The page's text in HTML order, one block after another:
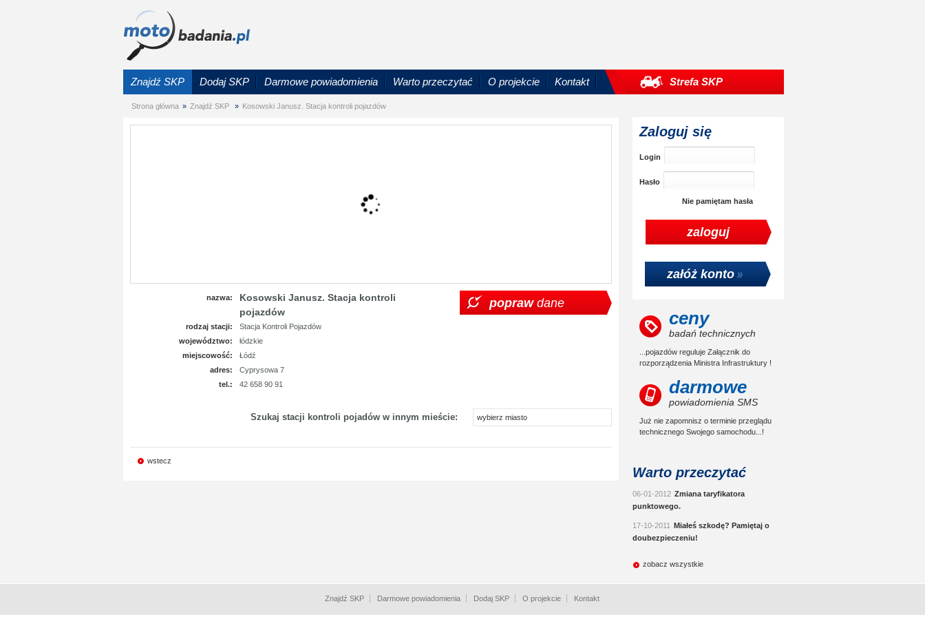
Znajdź SKP Dodaj SKP Darmowe powiadomienia Warto przeczytać O projekcie Kontakt Strefa SKP
Strona główna » Znajdź SKP » Kosowski Janusz. Stacja kontroli pojazdów
nazwa:
Kosowski Janusz. Stacja kontroli
pojazdów
rodzaj stacji:
Stacja Kontroli Pojazdów
województwo:
łódzkie
miejscowość:
Łódź
adres:
Cyprysowa 7
tel.:
42 658 90 91
poprawdane
Szukaj stacji kontroli pojadów w innym mieście: wybierz miasto
wstecz
Zaloguj się
Login
Hasło
Nie pamiętam hasła
załóż konto
ceny
badań technicznych
...pojazdów reguluje Załącznik do
rozporządzenia Ministra Infrastruktury !
darmowe
powiadomienia SMS
Już nie zapomnisz o terminie przeglądu
technicznego Swojego samochodu...!
Warto przeczytać
06-01-2012 Zmiana taryfikatora
punktowego.
17-10-2011 Miałeś szkodę? Pamiętaj o
doubezpieczeniu!
zobacz wszystkie
Znajdź SKP Darmowe powiadomienia Dodaj SKP O projekcie Kontakt